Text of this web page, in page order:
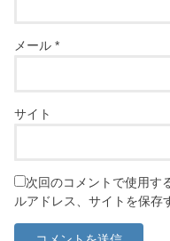
メール*
サイト
次回のコメントで使用す
ルアドレス、サイトを保存